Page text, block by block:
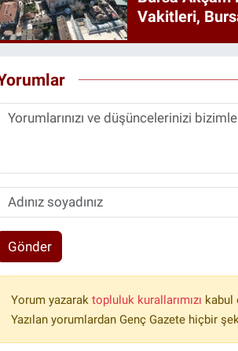
Vakitleri,
Gönder
Yorum yazarak topluluk kurallarımızı kabul
Yazılan yorumlardan Genç Gazete hiçbir